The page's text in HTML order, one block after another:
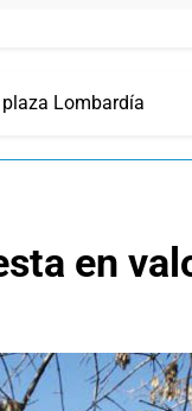
Lombardía
en